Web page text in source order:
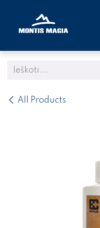
All Products